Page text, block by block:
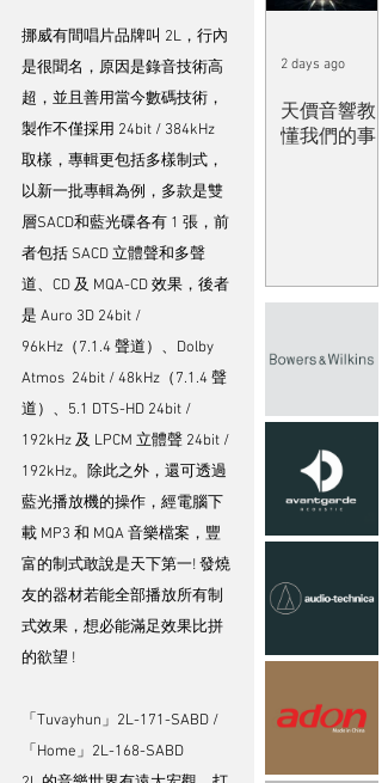
挪威有間唱片品牌叫 2L，行內
是很聞名，原因是錄音技術高
超，並且善用當今數碼技術，
製作不僅採用 24bit / 384kHz
取樣，專輯更包括多樣制式，
以新一批專輯為例，多款是雙
層SACD和藍光碟各有 1 張，前
者包括 SACD 立體聲和多聲
道、CD 及 MQA-CD 效果，後者
是 Auro 3D 24bit /
96kHz（7.1.4 聲道）、Dolby
Atmos  24bit / 48kHz（7.1.4 聲
道）、5.1 DTS-HD 24bit /
192kHz 及 LPCM 立體聲 24bit /
192kHz。除此之外，還可透過
藍光播放機的操作，經電腦下
載 MP3 和 MQA 音樂檔案，豐
富的制式敢說是天下第一! 發燒
友的器材若能全部播放所有制
式效果，想必能滿足效果比拼
的欲望 !
「Tuvayhun」2L-171-SABD /
「Home」2L-168-SABD
天價音響教
懂我們的事
2 days ago